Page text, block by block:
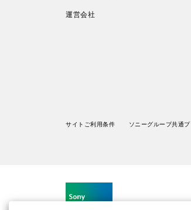
運営会社
サイトご利用条件 ソニーグループ共通